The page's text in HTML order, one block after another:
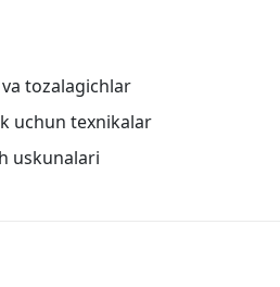
tozalagichlar
uchun texnikalar
uskunalari